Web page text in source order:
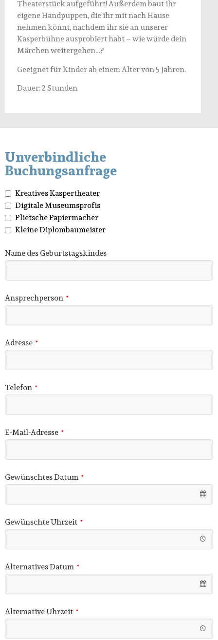
Theaterstück aufgeführt! Außerdem baut ihr
eigene Handpuppen, die ihr mit nach Hause
nehmen könnt, nachdem ihr sie an unserer
Kasperbühne ausprobiert habt – wie würde dein
Märchen weitergehen…?
Geeignet für Kinder ab einem Alter von 5 Jahren.
Dauer: 2 Stunden
Unverbindliche
Buchungsanfrage
Kreatives Kaspertheater
Digitale Museumsprofis
Plietsche Papiermacher
Kleine Diplombaumeister
Name des Geburtstagskindes
Ansprechperson *
Adresse *
Telefon *
E-Mail-Adresse *
Gewünschtes Datum *
Gewünschte Uhrzeit *
Alternatives Datum *
Alternative Uhrzeit *